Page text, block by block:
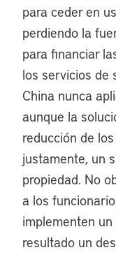
para ceder en
perdiendo la
para financiar
los servicios de
China nunca
aunque la
reducción de
justamente, un
propiedad. No
a los
implementen
resultado un